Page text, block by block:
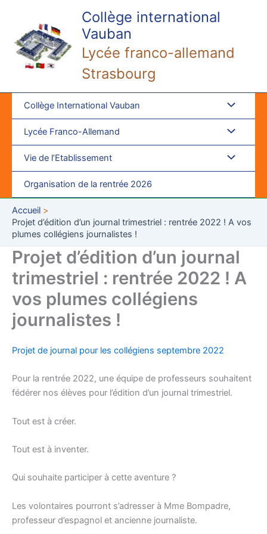
contenu
Collège international
Vauban
Lycée franco-allemand
Strasbourg
Collège International Vauban
Lycée Franco-Allemand
Vie de l’Etablissement
Organisation de la rentrée 2026
Accueil
Projet d’édition d’un journal trimestriel : rentrée 2022 ! A vos
plumes collégiens journalistes !
Projet d’édition d’un journal
trimestriel : rentrée 2022 ! A
vos plumes collégiens
journalistes !
Projet de journal pour les collégiens septembre 2022
Pour la rentrée 2022, une équipe de professeurs souhaitent
fédérer nos élèves pour l’édition d’un journal trimestriel.
Tout est à créer.
Tout est à inventer.
Qui souhaite participer à cette aventure ?
Les volontaires pourront s’adresser à Mme Bompadre,
professeur d’espagnol et ancienne journaliste.